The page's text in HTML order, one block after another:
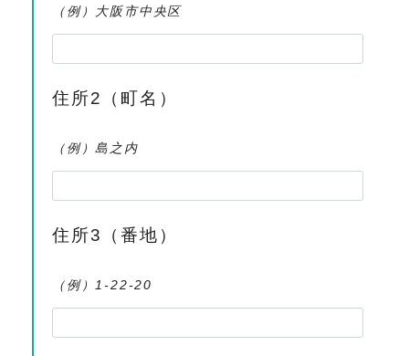
（例）大阪市中央区
住所2（町名）
（例）島之内
住所3（番地）
（例）1-22-20